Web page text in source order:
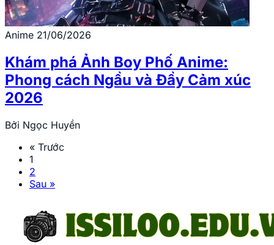
Anime 21/06/2026
Khám phá Ảnh Boy Phố Anime:
Phong cách Ngầu và Đầy Cảm xúc
2026
Bởi Ngọc Huyền
« Trước
1
2
Sau »